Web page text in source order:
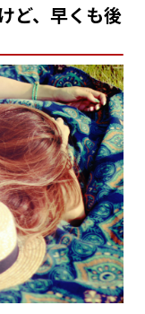
ど、早くも後